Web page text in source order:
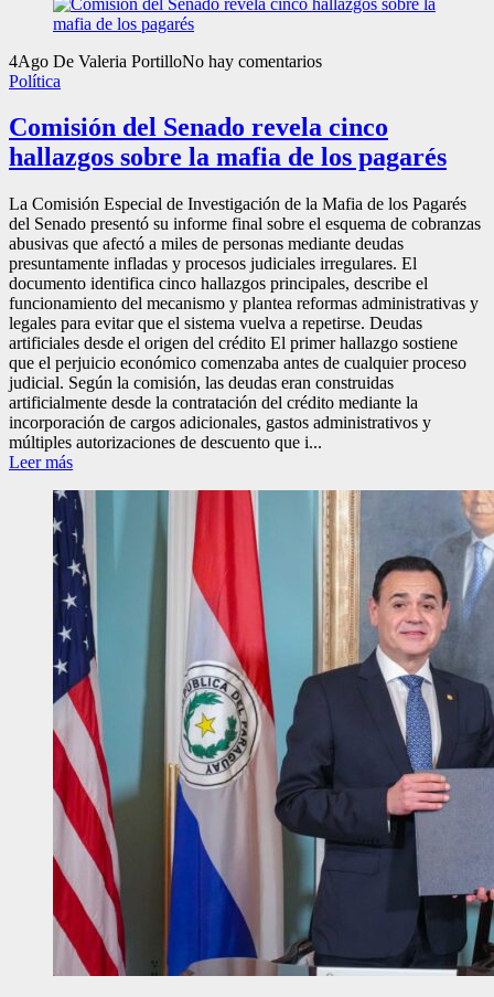
4Ago De Valeria PortilloNo hay comentarios
Política
Comisión del Senado revela cinco
hallazgos sobre la mafia de los pagarés
La Comisión Especial de Investigación de la Mafia de los Pagarés
del Senado presentó su informe final sobre el esquema de cobranzas
abusivas que afectó a miles de personas mediante deudas
presuntamente infladas y procesos judiciales irregulares. El
documento identifica cinco hallazgos principales, describe el
funcionamiento del mecanismo y plantea reformas administrativas y
legales para evitar que el sistema vuelva a repetirse. Deudas
artificiales desde el origen del crédito El primer hallazgo sostiene
que el perjuicio económico comenzaba antes de cualquier proceso
judicial. Según la comisión, las deudas eran construidas
artificialmente desde la contratación del crédito mediante la
incorporación de cargos adicionales, gastos administrativos y
múltiples autorizaciones de descuento que i...
Leer más